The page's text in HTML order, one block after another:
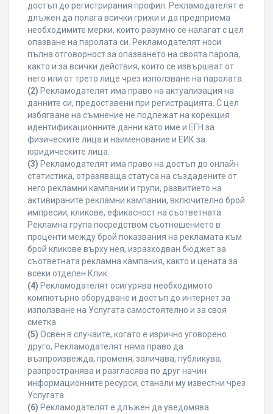
достъп до регистрирания профил. Рекламодателят е
длъжен да полага всички грижи и да предприема
необходимите мерки, които разумно се налагат с цел
опазване на паролата си. Рекламодателят носи
пълна отговорност за опазването на своята парола,
както и за всички действия, които се извършват от
него или от трето лице чрез използване на паролата.
(2) Рекламодателят има право на актуализация на
данните си, предоставени при регистрацията. С цел
избягване на съмнение не подлежат на корекция
идентификационните данни като име и ЕГН за
физическите лица и наименование и ЕИК за
юридическите лица.
(3) Рекламодателят има право на достъп до онлайн
статистика, отразяваща статуса на създадените от
него рекламни кампании и групи, развитието на
активираните рекламни кампании, включително брой
импресии, кликове, ефикасност на съответната
Рекламна група посредством съотношението в
проценти между брой показвания на рекламата към
брой кликове върху нея, изразходван бюджет за
съответната рекламна кампания, както и цената за
всеки отделен Клик.
(4) Рекламодателят осигурява необходимото
компютърно оборудване и достъп до интернет за
използване на Услугата самостоятелно и за своя
сметка.
(5) Освен в случаите, когато е изрично уговорено
друго, Рекламодателят няма право да
възпроизвежда, променя, заличава, публикува,
разпространява и разгласява по друг начин
информационните ресурси, станали му известни чрез
Услугата.
(6) Рекламодателят е длъжен да уведомява